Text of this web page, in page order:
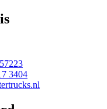
3404